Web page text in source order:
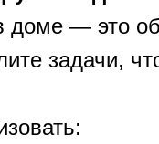
доме — это
задачи,